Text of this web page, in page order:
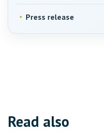
Press release
Read also